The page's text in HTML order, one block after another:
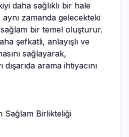
daha sağlıklı bir hale
zamanda gelecekteki
bir temel oluşturur.
şefkatli, anlayışlı ve
sağlayarak,
arama ihtiyacını
Sağlam Birlikteliği